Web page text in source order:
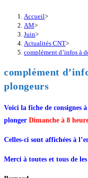
Accueil>
AM>
Juin>
Actualités CNT>
complément d’infos à
complément
plongeurs
Voici la fiche de consignes
plonger Dimanche à 8
Celles-ci sont affichées à
Merci à toutes et tous de